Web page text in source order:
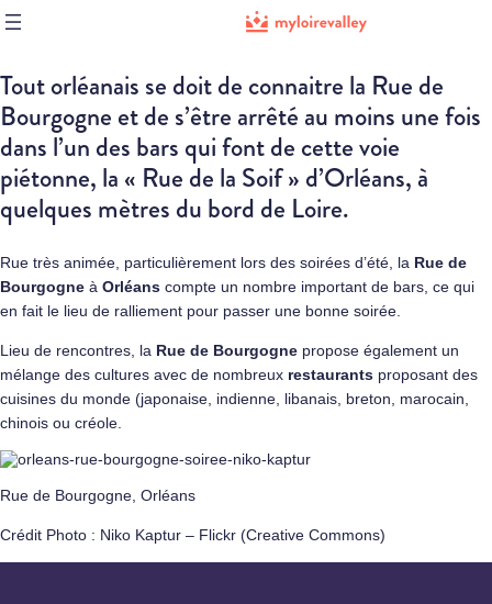
Tout orléanais se doit de connaitre la Rue de
Bourgogne et de s’être arrêté au moins une fois
dans l’un des bars qui font de cette voie
piétonne, la « Rue de la Soif » d’Orléans, à
quelques mètres du bord de Loire.
Rue très animée, particulièrement lors des soirées d’été, la Rue de
Bourgogne à Orléans compte un nombre important de bars, ce qui
en fait le lieu de ralliement pour passer une bonne soirée.
Lieu de rencontres, la Rue de Bourgogne propose également un
mélange des cultures avec de nombreux restaurants proposant des
cuisines du monde (japonaise, indienne, libanais, breton, marocain,
chinois ou créole.
Rue de Bourgogne, Orléans
Crédit Photo : Niko Kaptur – Flickr (Creative Commons)